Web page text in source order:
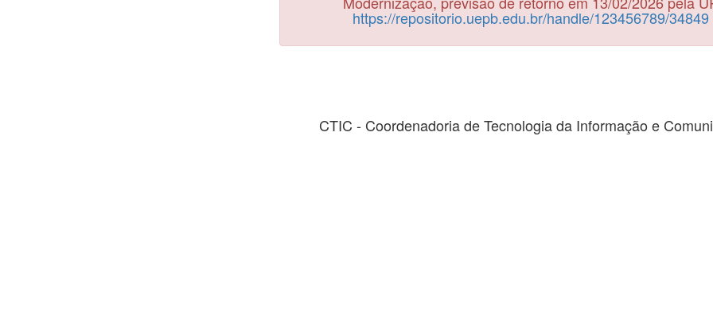
https://repositorio.uepb.edu.br/handle/123456789/34849
CTIC - Coordenadoria de Tecnologia da Informação e